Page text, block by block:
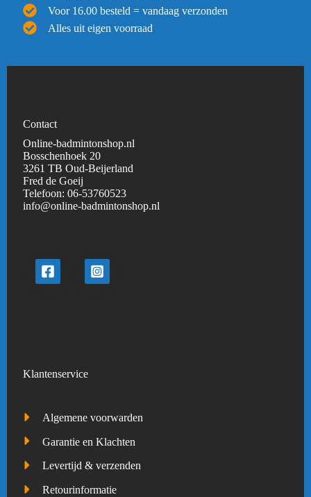
Voor 16.00 besteld = vandaag verzonden
Alles uit eigen voorraad
Contact
Online-badmintonshop.nl
Bosschenhoek 20
3261 TB Oud-Beijerland
Fred de Goeij
Telefoon:06-53760523
info@online-badmintonshop.nl
Klantenservice
Algemene voorwarden
Garantie en Klachten
Levertijd & verzenden
Retourinformatie